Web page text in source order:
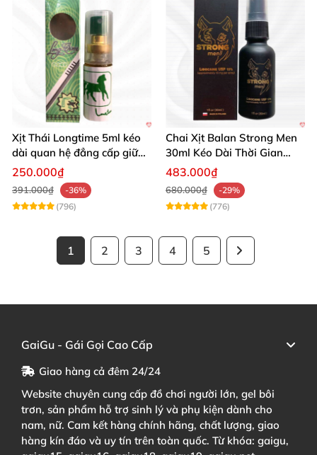
Xịt Thái Longtime 5ml kéo
dài quan hệ đẳng cấp giữ
cuộc yêu
250.000₫
391.000₫
-36%
(796)
Chai Xịt Balan Strong Men
30ml Kéo Dài Thời Gian
Quan Hệ
483.000₫
680.000₫
-29%
(776)
1 2 3 4 5
GaiGu - Gái Gọi Cao Cấp
Giao hàng cả đêm 24/24
Website chuyên cung cấp đồ chơi người lớn, gel bôi
trơn, sản phẩm hỗ trợ sinh lý và phụ kiện dành cho
nam, nữ. Cam kết hàng chính hãng, chất lượng, giao
hàng kín đáo và uy tín trên toàn quốc. Từ khóa: gaigu,